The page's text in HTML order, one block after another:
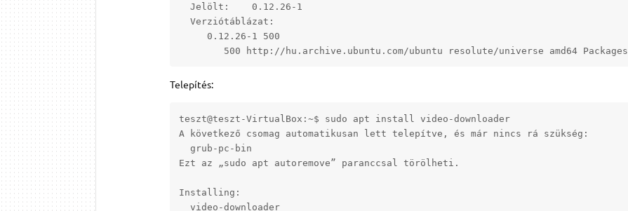
  Jelölt:    0.12.26-1
  Verziótáblázat:
     0.12.26-1 500
        500 http://hu.archive.ubuntu.com/ubuntu resolute/universe amd64 Packages
Telepítés:
teszt@teszt-VirtualBox:~$ sudo apt install video-downloader
A következő csomag automatikusan lett telepítve, és már nincs rá szükség:
  grub-pc-bin
Ezt az „sudo apt autoremove” paranccsal törölheti.
Installing:
  video-downloader